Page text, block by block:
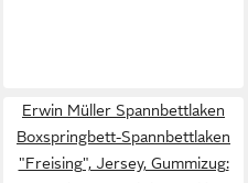
Erwin Müller Spannbettlaken
Boxspringbett-Spannbettlaken
"Freising", Jersey, Gummizug: